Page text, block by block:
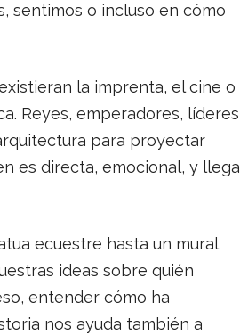
sentimos o incluso en cómo
la imprenta, el cine o
Reyes, emperadores, líderes
para proyectar
es directa, emocional, y llega
ecuestre hasta un mural
ideas sobre quién
entender cómo ha
nos ayuda también a